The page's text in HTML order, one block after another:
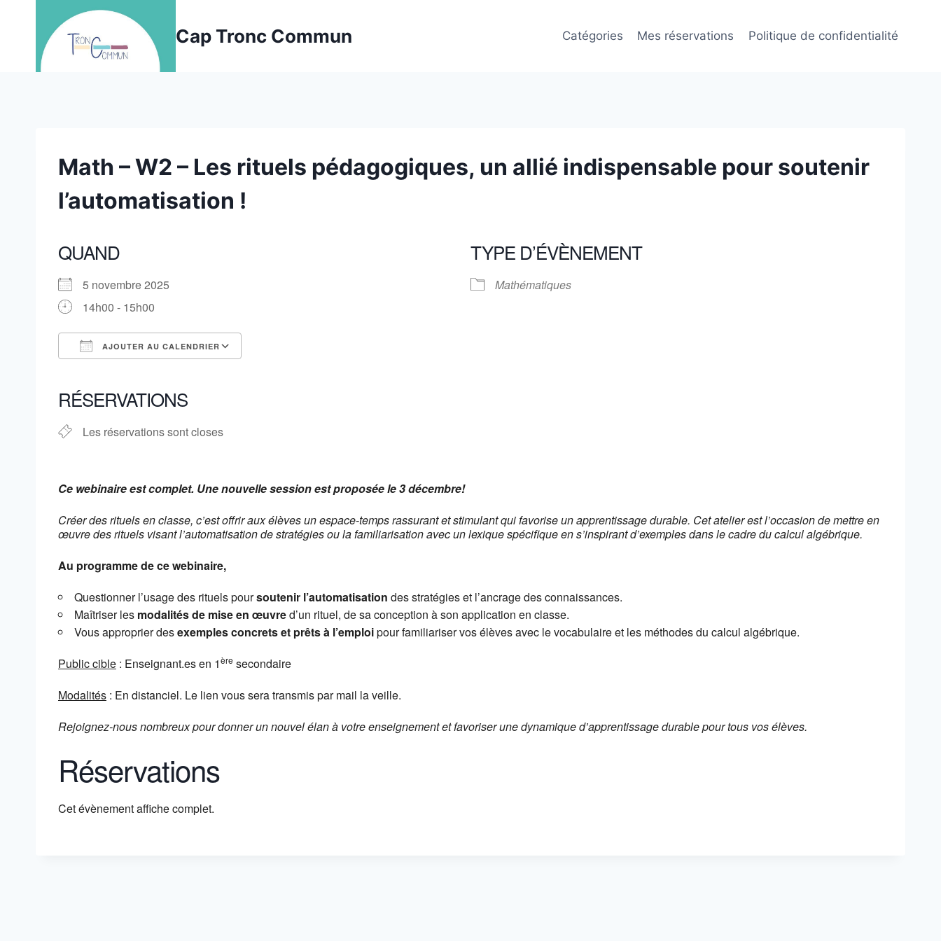
contenu
Cap Tronc Commun Catégories Mes réservations Politique de confidentialité
Math – W2 – Les rituels pédagogiques, un allié indispensable pour soutenir
l’automatisation !
QUAND
5 novembre 2025
14h00 - 15h00
AJOUTER AU CALENDRIER
RÉSERVATIONS
Les réservations sont closes
TYPE D’ÉVÈNEMENT
Mathématiques
Ce webinaire est complet. Une nouvelle session est proposée le 3 décembre!
Créer des rituels en classe, c’est offrir aux élèves un espace-temps rassurant et stimulant qui favorise un apprentissage durable. Cet atelier est l’occasion de mettre en
œuvre des rituels visant l’automatisation de stratégies ou la familiarisation avec un lexique spécifique en s’inspirant d’exemples dans le cadre du calcul algébrique.
Au programme de ce webinaire,
Questionner l’usage des rituels poursoutenir l’automatisation des stratégies et l’ancrage des connaissances.
Maîtriser les modalités de mise en œuvred’un rituel, de sa conception à son application en classe.
Vous approprier desexemples concrets et prêts à l’emploipour familiariser vos élèves avec le vocabulaire et les méthodes du calcul algébrique.
Public cible : Enseignant.es en 1ère secondaire
Modalités : En distanciel. Le lien vous sera transmis par mail la veille.
Rejoignez-nous nombreux pour donner un nouvel élan à votre enseignement et favoriser une dynamique d’apprentissage durable pour tous vos élèves.
Réservations
Cet évènement affiche complet.